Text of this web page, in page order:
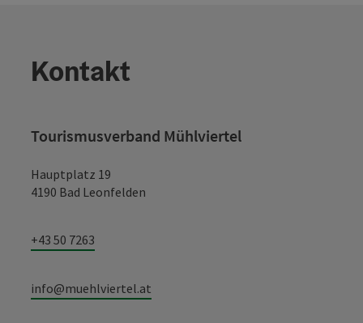
Kontakt
Tourismusverband Mühlviertel
Hauptplatz 19
4190 Bad Leonfelden
+43 50 7263
info@muehlviertel.at